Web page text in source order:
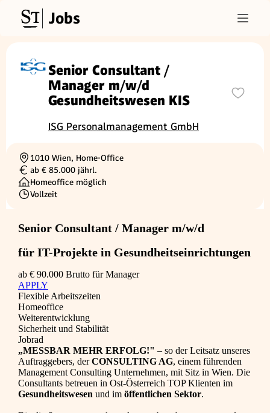
Jobs
Senior Consultant /
Manager m/w/d
Gesundheitswesen KIS
ISG Personalmanagement GmbH
Ortschaft
1010 Wien, Home-Office
Gehalt
ab € 85.000 jährl.
Homeoffice möglich
Beschäftigungsart
Vollzeit
Senior Consultant / Manager m/w/d
für IT-Projekte in Gesundheitseinrichtungen
ab € 90.000 Brutto für Manager
APPLY
Flexible Arbeitszeiten
Homeoffice
Weiterentwicklung
Sicherheit und Stabilität
Jobrad
„MESSBAR MEHR ERFOLG!" – so der Leitsatz unseres
Auftraggebers, derCONSULTING AG, einem führenden
Management Consulting Unternehmen, mit Sitz in Wien. Die
Consultants betreuen in Ost-Österreich TOP Klienten im
Gesundheitswesen und im öffentlichen Sektor.